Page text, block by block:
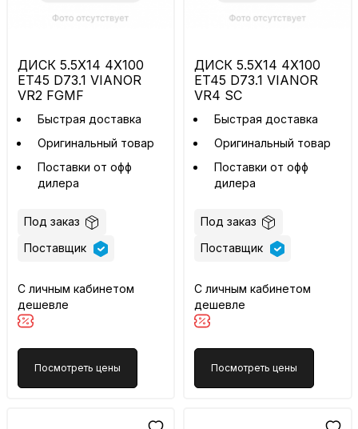
ДИСК 5.5X14 4X100
ET45 D73.1 VIANOR
VR2 FGMF
Быстрая доставка
Оригинальный товар
Поставки от офф
дилера
Под заказ
Поставщик
С личным кабинетом
дешевле
Посмотреть цены
ДИСК 5.5X14 4X100
ET45 D73.1 VIANOR
VR4 SC
Быстрая доставка
Оригинальный товар
Поставки от офф
дилера
Под заказ
Поставщик
С личным кабинетом
дешевле
Посмотреть цены